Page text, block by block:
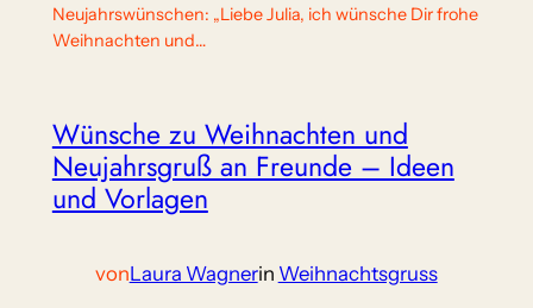
Neujahrswünschen: „Liebe Julia, ich wünsche Dir frohe
Weihnachten und…
Wünsche zu Weihnachten und
Neujahrsgruß an Freunde – Ideen
und Vorlagen
vonLaura Wagnerin Weihnachtsgruss